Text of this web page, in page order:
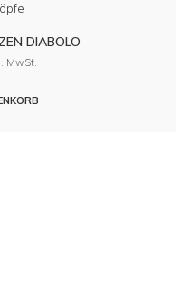
DIABOLO
MwSt.